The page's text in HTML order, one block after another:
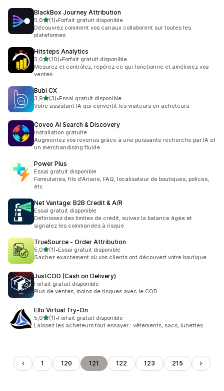
BlackBox Journey Attribution
5,0étoile(s) sur 5
(1)
1 avis au total
•Forfait gratuit disponible
Découvrez comment vos canaux collaborent sur toutes les
plateformes
Hitsteps Analytics
5,0étoile(s) sur 5
(10)
10 avis au total
•Forfait gratuit disponible
Mesurez et contrôlez, repérez ce qui fonctionne et améliorez vos
ventes
Bubl CX
3,9étoile(s) sur 5
(3)
3 avis au total
•Essai gratuit disponible
Votre assistant IA qui convertit les visiteurs en acheteurs
Coveo AI Search & Discovery
Installation gratuite
Augmentez vos revenus grâce à une puissante recherche par IA et
un merchandising fluide
Power Plus
Essai gratuit disponible
Formulaires, fils d'Ariane, FAQ, localisateur de boutiques, polices,
etc.
Net Vantage: B2B Credit & A/R
Essai gratuit disponible
Définissez des limites de crédit, suivez la balance âgée et
signalez les commandes à risque
TrueSource ‑ Order Attribution
5,0étoile(s) sur 5
(1)
1 avis au total
•Essai gratuit disponible
Sachez exactement où vos clients ont découvert votre boutique.
JustCOD (Cash on Delivery)
Forfait gratuit disponible
Plus de ventes, moins de risques avec le COD
Ello Virtual Try‑On
5,0étoile(s) sur 5
(1)
1 avis au total
•Forfait gratuit disponible
Laissez les acheteurs tout essayer : vêtements, sacs, lunettes
1 120 121 122 123 215